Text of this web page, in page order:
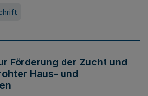
Förderung der Zucht und
Haus- und